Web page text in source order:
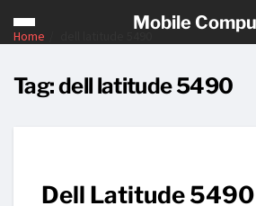
Mobile
Home
Tag:dell latitude 5490
Dell Latitude 5490